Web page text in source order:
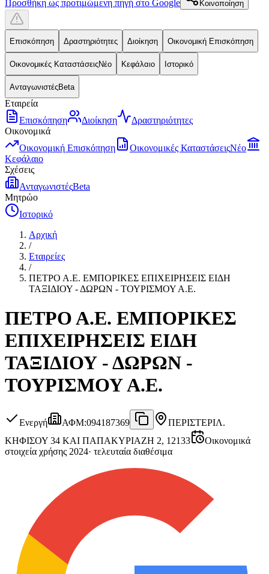
Προσθήκη ως προτιμώμενη πηγή στο Google Κοινοποίηση
Επισκόπηση Δραστηριότητες Διοίκηση Οικονομική Επισκόπηση
Οικονομικές ΚαταστάσειςΝέο Κεφάλαιο Ιστορικό
ΑνταγωνιστέςBeta
Εταιρεία
Επισκόπηση
Διοίκηση
Δραστηριότητες
Οικονομικά
Οικονομική Επισκόπηση
Οικονομικές ΚαταστάσειςΝέο
Κεφάλαιο
Σχέσεις
ΑνταγωνιστέςBeta
Μητρώο
Ιστορικό
Αρχική
/
Εταιρείες
/
ΠΕΤΡΟ Α.Ε. ΕΜΠΟΡΙΚΕΣ ΕΠΙΧΕΙΡΗΣΕΙΣ ΕΙΔΗ
ΤΑΞΙΔΙΟΥ - ΔΩΡΩΝ - ΤΟΥΡΙΣΜΟΥ Α.Ε.
ΠΕΤΡΟ Α.Ε. ΕΜΠΟΡΙΚΕΣ
ΕΠΙΧΕΙΡΗΣΕΙΣ ΕΙΔΗ
ΤΑΞΙΔΙΟΥ - ΔΩΡΩΝ -
ΤΟΥΡΙΣΜΟΥ Α.Ε.
Ενεργή ΑΦΜ:094187369 ΠΕΡΙΣΤΕΡΙΛ.
ΚΗΦΙΣΟΥ 34 ΚΑΙ ΠΑΠΑΚΥΡΙΑΖΗ 2, 12133
Οικονομικά
στοιχεία χρήσης 2024· τελευταία διαθέσιμα